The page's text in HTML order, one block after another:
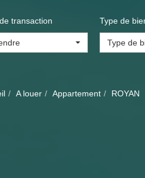
transaction Type de
Type de
A louer Appartement ROYAN